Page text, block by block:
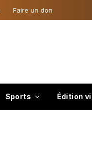
Faire un don
Sports Édition